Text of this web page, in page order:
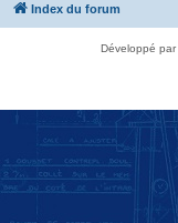
Index du forum
Développé par